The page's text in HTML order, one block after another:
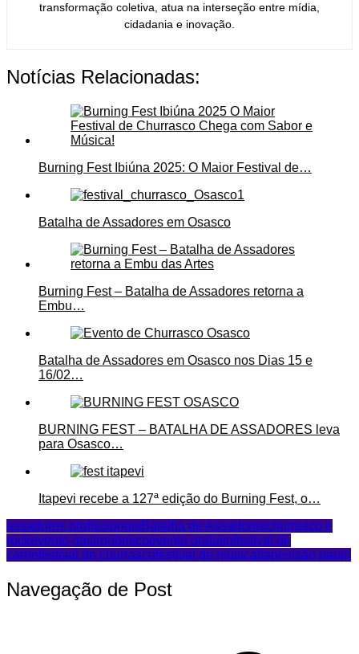
transformação coletiva, atua na interseção entre mídia,
cidadania e inovação.
Notícias Relacionadas:
Burning Fest Ibiúna 2025: O Maior Festival de…
Batalha de Assadores em Osasco
Burning Fest – Batalha de Assadores retorna a
Embu…
Batalha de Assadores em Osasco nos Dias 15 e
16/02…
BURNING FEST – BATALHA DE ASSADORES leva
para Osasco…
Itapevi recebe a 127ª edição do Burning Fest, o…
assadores profissionaisBatalha de Assadoreschurrasco e
rockevento gastronômicoevento gratuitofestival de
carnefestival de churrascofestival de músicaitapevisão paulo
Navegação de Post